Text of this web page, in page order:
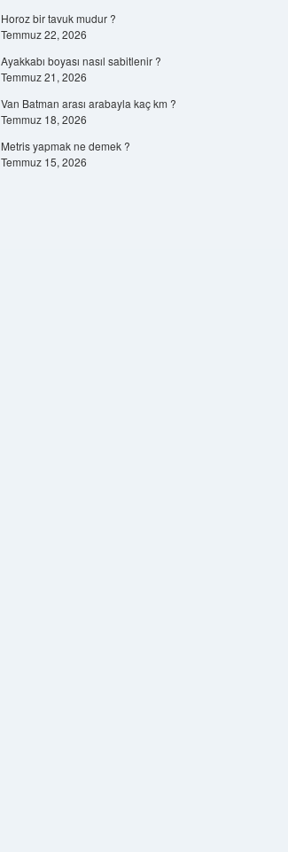
Horoz bir tavuk mudur ?
Temmuz 22, 2026
Ayakkabı boyası nasıl sabitlenir ?
Temmuz 21, 2026
Van Batman arası arabayla kaç km ?
Temmuz 18, 2026
Metris yapmak ne demek ?
Temmuz 15, 2026